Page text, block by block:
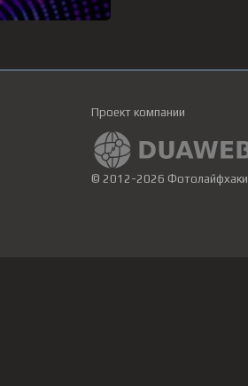
Проект компании
© 2012-2026 Фотолайфхаки